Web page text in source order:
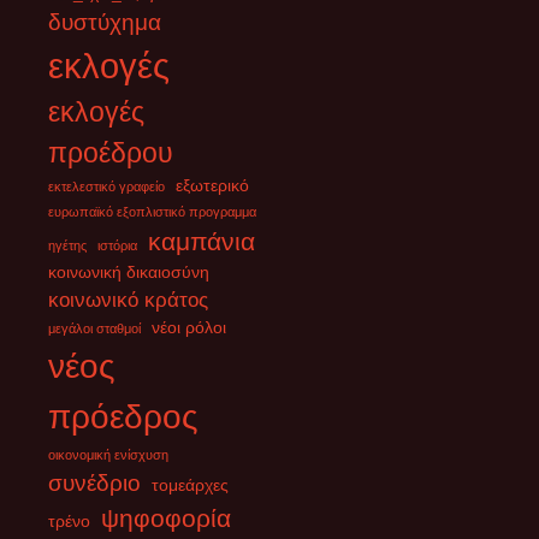
δυστύχημα
εκλογές
εκλογές
προέδρου
εκτελεστικό γραφείο εξωτερικό
ευρωπαϊκό εξοπλιστικό προγραμμα
ηγέτης ιστόρια καμπάνια
κοινωνική δικαιοσύνη
κοινωνικό κράτος
μεγάλοι σταθμοί νέοι ρόλοι
νέος
πρόεδρος
οικονομική ενίσχυση
συνέδριο
τομεάρχες
τρένο
ψηφοφορία